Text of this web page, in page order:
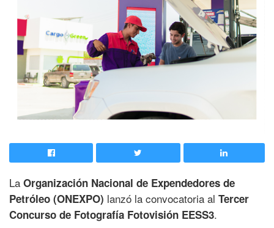
La Organización Nacional de Expendedores de
Petróleo (ONEXPO) lanzó la convocatoria al Tercer
Concurso de Fotografía Fotovisión EESS3.